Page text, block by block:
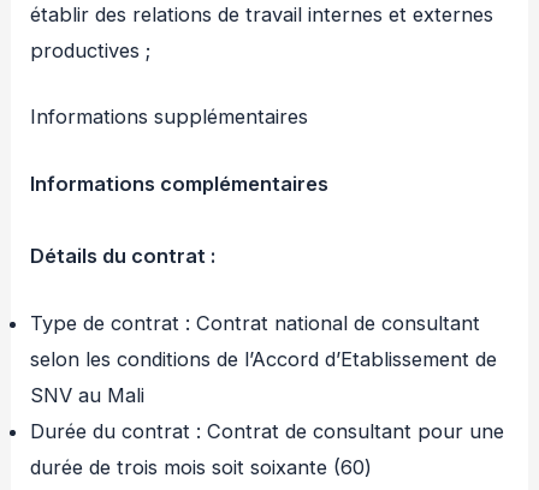
établir des relations de travail internes et externes
productives ;
Informations supplémentaires
Informations complémentaires
Détails du contrat :
Type de contrat : Contrat national de consultant
selon les conditions de l’Accord d’Etablissement de
SNV au Mali
Durée du contrat : Contrat de consultant pour une
durée de trois mois soit soixante (60)